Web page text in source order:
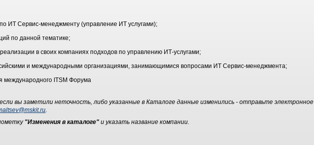
ИТ Сервис-менеджменту (управление ИТ услугами);
по данной тематике;
в своих компаниях подходов по управлению ИТ-услугами;
и международными организациями, занимающимися вопросами ИТ Сервис-менеджмента;
международного ITSM Форума
вы заметили неточность, либо указанные в Каталоге данные изменились - отправьте электронное
.
"Изменения в каталоге" и указать название компании.